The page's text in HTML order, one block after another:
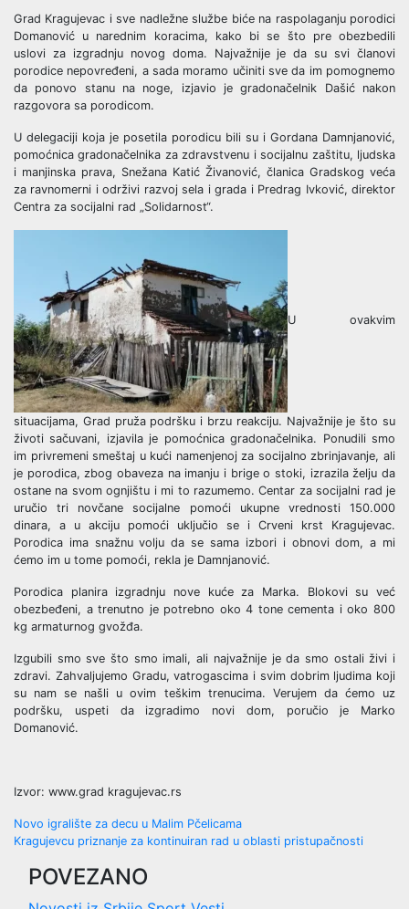
Grad Kragujevac i sve nadležne službe biće na raspolaganju porodici
Domanović u narednim koracima, kako bi se što pre obezbedili
uslovi za izgradnju novog doma. Najvažnije je da su svi članovi
porodice nepovređeni, a sada moramo učiniti sve da im pomognemo
da ponovo stanu na noge, izjavio je gradonačelnik Dašić nakon
razgovora sa porodicom.
U delegaciji koja je posetila porodicu bili su i Gordana Damnjanović,
pomoćnica gradonačelnika za zdravstvenu i socijalnu zaštitu, ljudska
i manjinska prava, Snežana Katić Živanović, članica Gradskog veća
za ravnomerni i održivi razvoj sela i grada i Predrag Ivković, direktor
Centra za socijalni rad „Solidarnost“.
U ovakvim
situacijama, Grad pruža podršku i brzu reakciju. Najvažnije je što su
životi sačuvani, izjavila je pomoćnica gradonačelnika. Ponudili smo
im privremeni smeštaj u kući namenjenoj za socijalno zbrinjavanje, ali
je porodica, zbog obaveza na imanju i brige o stoki, izrazila želju da
ostane na svom ognjištu i mi to razumemo. Centar za socijalni rad je
uručio tri novčane socijalne pomoći ukupne vrednosti 150.000
dinara, a u akciju pomoći uključio se i Crveni krst Kragujevac.
Porodica ima snažnu volju da se sama izbori i obnovi dom, a mi
ćemo im u tome pomoći, rekla je Damnjanović.
Porodica planira izgradnju nove kuće za Marka. Blokovi su već
obezbeđeni, a trenutno je potrebno oko 4 tone cementa i oko 800
kg armaturnog gvožđa.
Izgubili smo sve što smo imali, ali najvažnije je da smo ostali živi i
zdravi. Zahvaljujemo Gradu, vatrogascima i svim dobrim ljudima koji
su nam se našli u ovim teškim trenucima. Verujem da ćemo uz
podršku, uspeti da izgradimo novi dom, poručio je Marko
Domanović.
Izvor: www.grad kragujevac.rs
Post
navigation
Novo igralište za decu u Malim Pčelicama
Kragujevcu priznanje za kontinuiran rad u oblasti pristupačnosti
POVEZANO